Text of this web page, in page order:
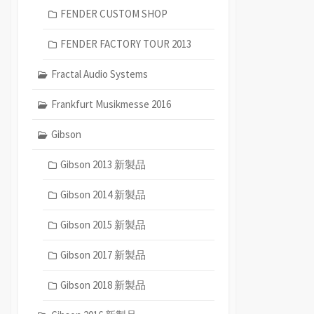
FENDER CUSTOM SHOP
FENDER FACTORY TOUR 2013
Fractal Audio Systems
Frankfurt Musikmesse 2016
Gibson
Gibson 2013 新製品
Gibson 2014 新製品
Gibson 2015 新製品
Gibson 2017 新製品
Gibson 2018 新製品